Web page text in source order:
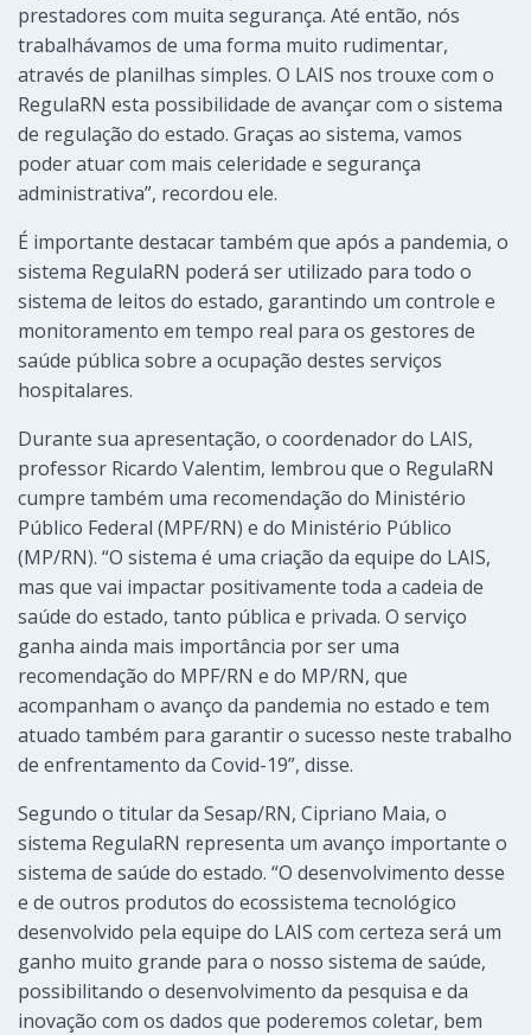
prestadores com muita segurança. Até então, nós
trabalhávamos de uma forma muito rudimentar,
através de planilhas simples. O LAIS nos trouxe com o
RegulaRN esta possibilidade de avançar com o sistema
de regulação do estado. Graças ao sistema, vamos
poder atuar com mais celeridade e segurança
administrativa”, recordou ele.
É importante destacar também que após a pandemia, o
sistema RegulaRN poderá ser utilizado para todo o
sistema de leitos do estado, garantindo um controle e
monitoramento em tempo real para os gestores de
saúde pública sobre a ocupação destes serviços
hospitalares.
Durante sua apresentação, o coordenador do LAIS,
professor Ricardo Valentim, lembrou que o RegulaRN
cumpre também uma recomendação do Ministério
Público Federal (MPF/RN) e do Ministério Público
(MP/RN). “O sistema é uma criação da equipe do LAIS,
mas que vai impactar positivamente toda a cadeia de
saúde do estado, tanto pública e privada. O serviço
ganha ainda mais importância por ser uma
recomendação do MPF/RN e do MP/RN, que
acompanham o avanço da pandemia no estado e tem
atuado também para garantir o sucesso neste trabalho
de enfrentamento da Covid-19”, disse.
Segundo o titular da Sesap/RN, Cipriano Maia, o
sistema RegulaRN representa um avanço importante o
sistema de saúde do estado. “O desenvolvimento desse
e de outros produtos do ecossistema tecnológico
desenvolvido pela equipe do LAIS com certeza será um
ganho muito grande para o nosso sistema de saúde,
possibilitando o desenvolvimento da pesquisa e da
inovação com os dados que poderemos coletar, bem